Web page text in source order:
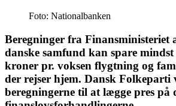
Foto: Nationalbanken
Beregninger fra Finansministeriet
danske samfund kan spare
kroner pr. voksen flygtning og
der rejser hjem. Dansk Folkeparti
beregningerne til at lægge pres på